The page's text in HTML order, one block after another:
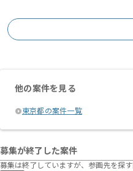
他の案件を見る
東京都の案件一覧
募集が終了した案件
募集は終了していますが、参画先を探